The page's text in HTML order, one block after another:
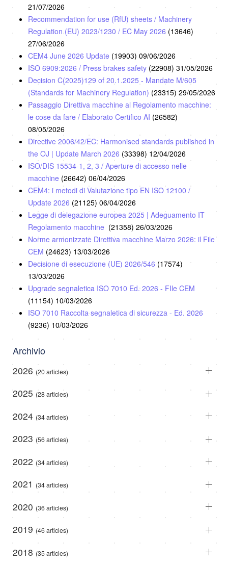
21/07/2026
Recommendation for use (RfU) sheets / Machinery
Regulation (EU) 2023/1230 / EC May 2026 (13646)
27/06/2026
CEM4 June 2026 Update (19903) 09/06/2026
ISO 6909:2026 / Press brakes safety (22908) 31/05/2026
Decision C(2025)129 of 20.1.2025 - Mandate M/605
(Standards for Machinery Regulation) (23315) 29/05/2026
Passaggio Direttiva macchine al Regolamento macchine:
le cose da fare / Elaborato Certifico AI (26582)
08/05/2026
Directive 2006/42/EC: Harmonised standards published in
the OJ | Update March 2026 (33398) 12/04/2026
ISO/DIS 15534-1, 2, 3 / Aperture di accesso nelle
macchine (26642) 06/04/2026
CEM4: i metodi di Valutazione tipo EN ISO 12100 /
Update 2026 (21125) 06/04/2026
Legge di delegazione europea 2025 | Adeguamento IT
Regolamento macchine (21358) 26/03/2026
Norme armonizzate Direttiva macchine Marzo 2026: il File
CEM (24623) 13/03/2026
Decisione di esecuzione (UE) 2026/546 (17574)
13/03/2026
Upgrade segnaletica ISO 7010 Ed. 2026 - FIle CEM
(11154) 10/03/2026
ISO 7010 Raccolta segnaletica di sicurezza - Ed. 2026
(9236) 10/03/2026
Archivio
2026 (20 articles)
2025 (28 articles)
2024 (34 articles)
2023 (56 articles)
2022 (34 articles)
2021 (34 articles)
2020 (36 articles)
2019 (46 articles)
2018 (35 articles)